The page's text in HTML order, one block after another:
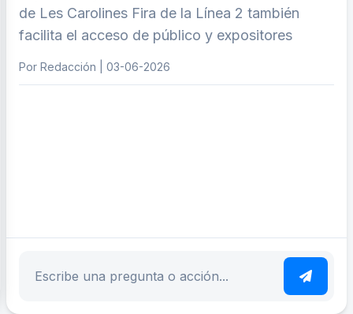
de Les Carolines Fira de la Línea 2 también
facilita el acceso de público y expositores
Por Redacción | 03-06-2026
Escribe tu pregunta